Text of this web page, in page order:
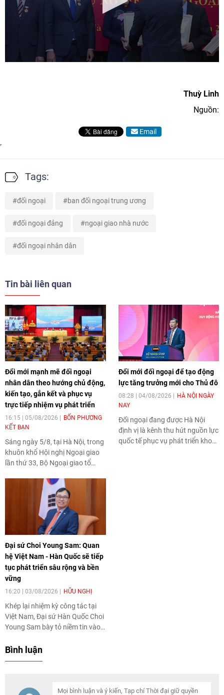
Thuỳ Linh
Nguồn:
Email
Tags:
đối ngoại ban đối ngoại trung ương
đối ngoại đảng ngoại giao nhà nước
đối ngoại nhân dân
Tin bài liên quan
Đổi mới mạnh mẽ đối ngoại
nhân dân theo hướng chủ động,
kiến tạo, gắn kết và phục vụ
trực tiếp nhiệm vụ phát triển
16:15 | 05/08/2026
BỐN PHƯƠNG
KẾT BẠN
Sáng ngày 5/8, tại Hà Nội, trong
khuôn khổ Hội nghị Ngoại giao
lần thứ 33, Bộ Ngoại giao tổ
ngoại Đảng và đối ngoại nhân
dân theo hình thức trực tiếp kết
hợp trực tuyến với 34 tỉnh, thành
phố trên cả nước và các Cơ
quan đại diện Việt Nam ở nước
ngoài.
Đổi mới đối ngoại để tạo động
lực tăng trưởng mới cho Thủ đô
08:28 | 04/08/2026
HÀ NỘI NGÀY
NAY
Đối ngoại đang được Hà Nội
định vị là kênh thu hút nguồn lực
quốc tế phục vụ phát triển khoa
Đại sứ Choi Young Sam: Quan
hệ Việt Nam - Hàn Quốc sẽ tiếp
tục phát triển sâu rộng và bền
vững
16:20 | 03/08/2026 HỮU NGHỊ
Khép lại nhiệm kỳ công tác tại
Việt Nam, Đại sứ Hàn Quốc Choi
Young Sam bày tỏ niềm tin vào
bền vững của quan hệ Việt Nam
hai nước. Trao đổi với Tạp chí
Bình luận